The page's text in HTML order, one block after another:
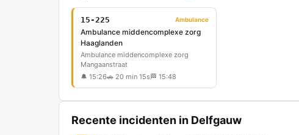
15-225 Ambulance
Ambulance middencomplexe zorg
Haaglanden
Ambulance middencomplexe zorg
Mangaanstraat
🔔 15:26🚗 20 min 15s 🏁 15:48
Recente incidenten in Delfgauw